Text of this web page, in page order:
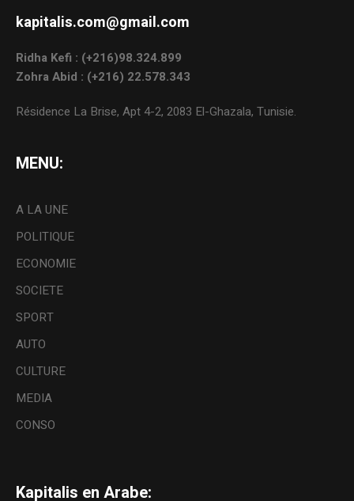
kapitalis.com@gmail.com
Ridha Kefi : (+216)98.324.899
Zohra Abid : (+216) 22.578.343
Résidence La Brise, Apt 4-2, 2083 El-Ghazala, Tunisie.
MENU:
A LA UNE
POLITIQUE
ECONOMIE
SOCIETE
SPORT
AUTO
CULTURE
MEDIA
CONSO
Kapitalis en Arabe: